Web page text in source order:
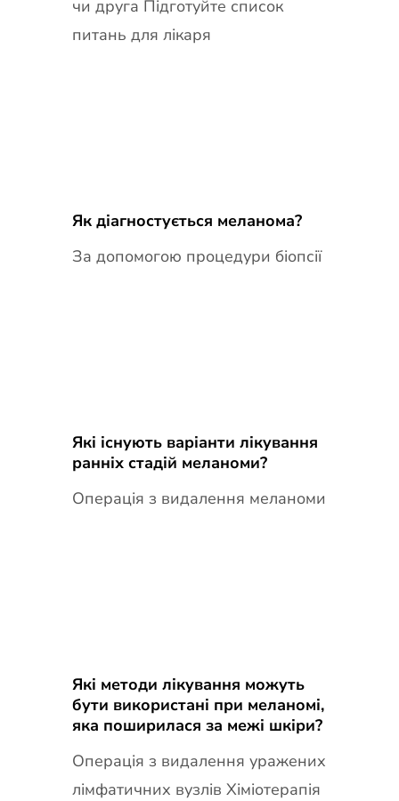
чи друга Підготуйте список
питань для лікаря
Як діагностується меланома?
За допомогою процедури біопсії
Які існують варіанти лікування
ранніх стадій меланоми?
Операція з видалення меланоми
Які методи лікування можуть
бути використані при меланомі,
яка поширилася за межі шкіри?
Операція з видалення уражених
лімфатичних вузлів Хіміотерапія